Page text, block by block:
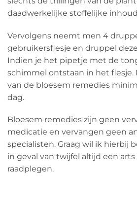
daadwerkelijke stoffelijke
Vervolgens neemt men 4
gebruikersflesje en druppel
Indien je het pipetje met de
schimmel ontstaan in het flesje.
van de bloesem remedies
dag.
Bloesem remedies zijn geen
medicatie en vervangen geen
specialisten. Graag wil ik hierbij
in geval van twijfel altijd een
raadplegen.